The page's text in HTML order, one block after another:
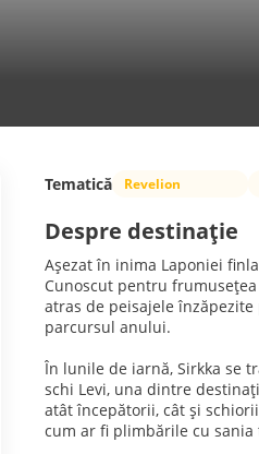
Tematică Revelion
Despre destinație
Așezat în inima Laponiei
Cunoscut pentru
atras de peisajele
parcursul anului.
În lunile de iarnă, Sirkka se
schi Levi, una dintre
atât începătorii, cât și
cum ar fi plimbările cu sania